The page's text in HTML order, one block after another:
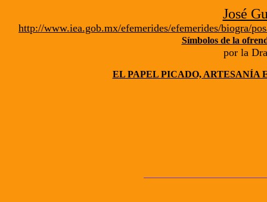
José
http://www.iea.gob.mx/efemerides/efemerides/biogra/
Símbolos de la
por la
EL PAPEL PICADO, ARTESANÍA